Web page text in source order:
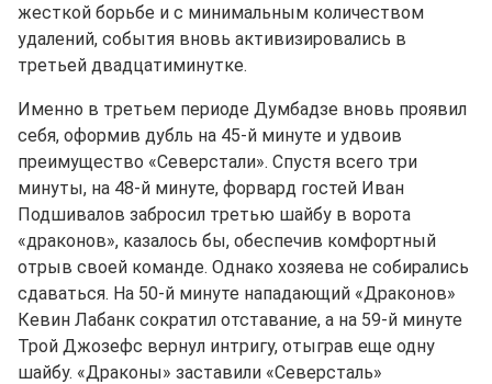
жесткой борьбе и с минимальным количеством
удалений, события вновь активизировались в
третьей двадцатиминутке.
Именно в третьем периоде Думбадзе вновь проявил
себя, оформив дубль на 45-й минуте и удвоив
преимущество «Северстали». Спустя всего три
минуты, на 48-й минуте, форвард гостей Иван
Подшивалов забросил третью шайбу в ворота
«драконов», казалось бы, обеспечив комфортный
отрыв своей команде. Однако хозяева не собирались
сдаваться. На 50-й минуте нападающий «Драконов»
Кевин Лабанк сократил отставание, а на 59-й минуте
Трой Джозефс вернул интригу, отыграв еще одну
шайбу. «Драконы» заставили «Северсталь»